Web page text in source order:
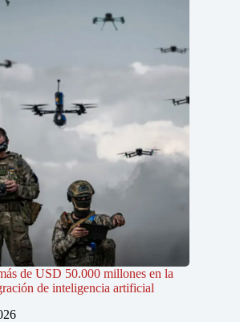
de USD 50.000 millones en la
de inteligencia artificial